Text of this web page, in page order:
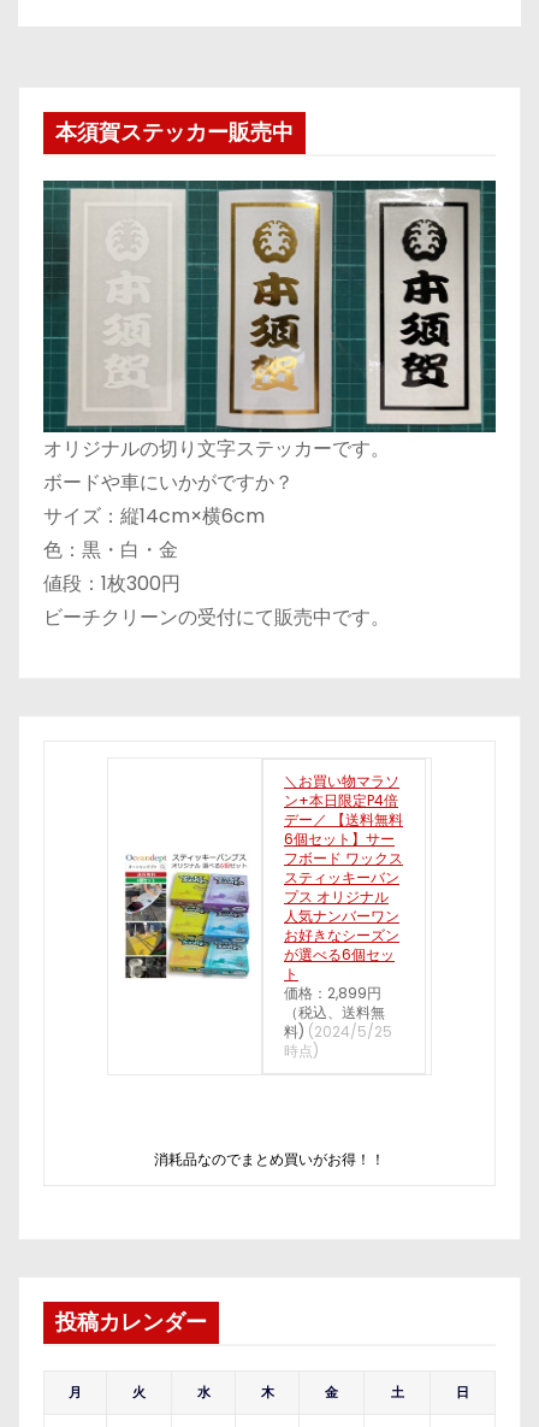
本須賀ステッカー販売中
オリジナルの切り文字ステッカーです。
ボードや車にいかがですか？
サイズ：縦14cm×横6cm
色：黒・白・金
値段：1枚300円
ビーチクリーンの受付にて販売中です。
＼お買い物マラソ
ン+本日限定P4倍
デー／ 【送料無料
6個セット】サー
フボード ワックス
スティッキーバン
プス オリジナル
人気ナンバーワン
お好きなシーズン
が選べる6個セッ
ト
価格：2,899円
（税込、送料無
料) (2024/5/25
時点)
消耗品なのでまとめ買いがお得！！
投稿カレンダー
月 火 水 木 金 土 日